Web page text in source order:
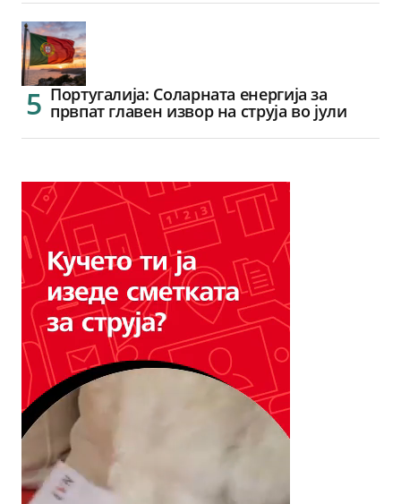
Португалија: Соларната енергија за
првпат главен извор на струја во јули